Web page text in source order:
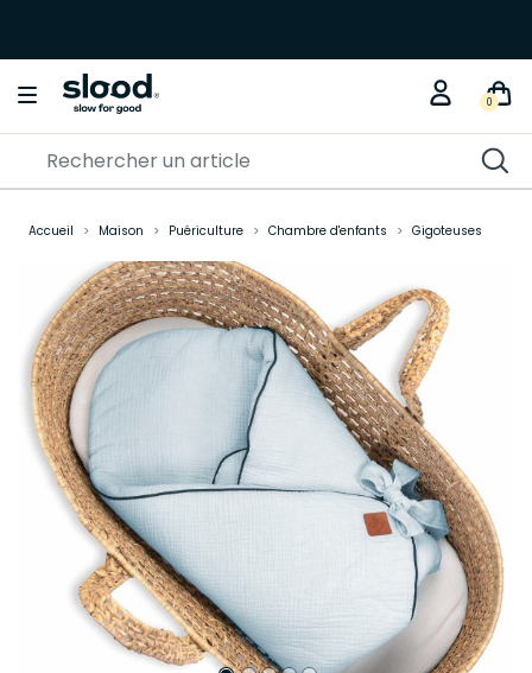
0
Accueil Maison Puériculture Chambre d'enfants Gigoteuses